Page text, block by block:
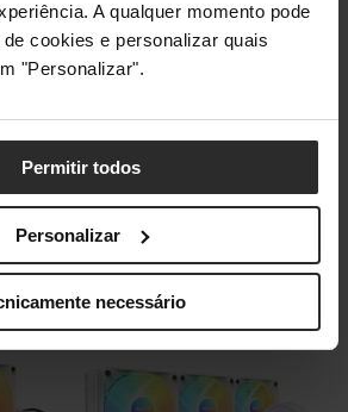
A qualquer momento pode
cookies e personalizar quais
"Personalizar".
Permitir todos
Personalizar
necessário
em 3 tamanhos,240mm,
significa que independentemente
tu escolhes (processadores de
Elite